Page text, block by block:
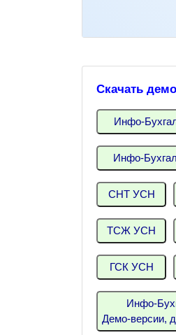
Скачать
Инфо-
Инфо-
СНТ УСН
ТСЖ УСН
ГСК УСН
Инфо-
Демо-версии,